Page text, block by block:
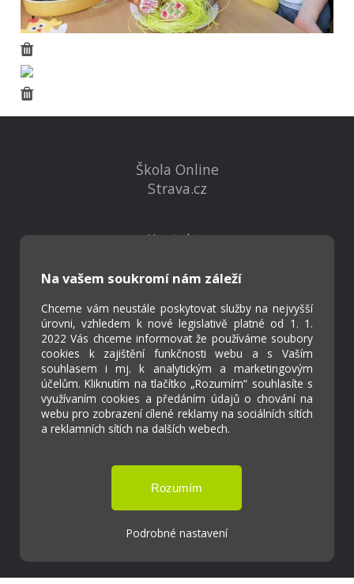
Na vašem soukromí nám záleží
Chceme vám neustále poskytovat služby na nejvyšší
úrovni, vzhledem k nové legislativě platné od 1. 1.
2022 Vás chceme informovat že používáme soubory
cookies k zajištění funkčnosti webu a s Vaším
souhlasem i mj. k analytickým a marketingovým
účelům. Kliknutím na tlačítko „Rozumím“ souhlasíte s
využívaním cookies a předáním údajů o chování na
webu pro zobrazení cílené reklamy na sociálních sítích
a reklamních sítích na dalších webech.
Podrobné nastavení
Škola Online
Strava.cz
Kontakty
Virtuální prohlídka
Cookies
Přístupnost
Přihlášení
Základní škola a Mateřská škola Ostrožská
Tvorba webových stránek weboa.cz